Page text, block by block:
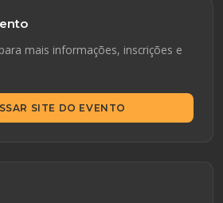
mais informações, inscrições e
SITE DO EVENTO